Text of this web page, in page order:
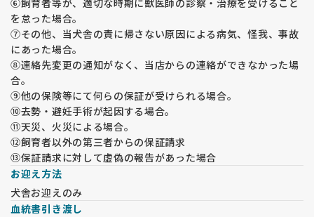
⑥飼育者等が、適切な時期に獣医師の診察・治療を受けること
を怠った場合。
⑦その他、当犬舎の責に帰さない原因による病気、怪我、事故
にあった場合。
⑧連絡先変更の通知がなく、当店からの連絡ができなかった場
合。
⑨他の保険等にて何らの保証が受けられる場合。
⑩去勢・避妊手術が起因する場合。
⑪天災、火災による場合。
⑫飼育者以外の第三者からの保証請求
⑬保証請求に対して虚偽の報告があった場合
お迎え方法
犬舎お迎えのみ
血統書引き渡し